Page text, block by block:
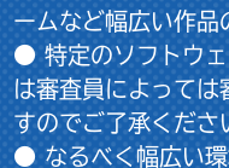
ームなど幅広い作品
● 特定のソフトウ
は審査員によっては
すのでご了承くださ
● なるべく幅広い